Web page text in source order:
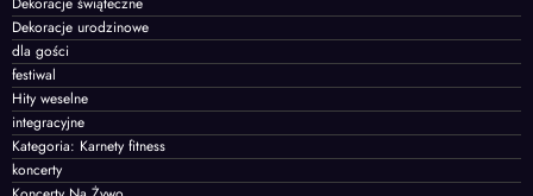
Dekoracje urodzinowe
dla gości
festiwal
Hity weselne
integracyjne
Kategoria: Karnety fitness
koncerty